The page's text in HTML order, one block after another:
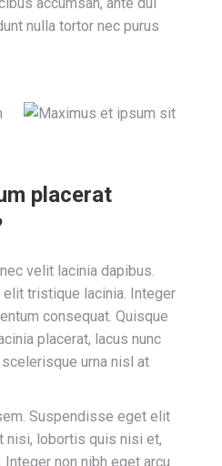
nulla tortor nec purus
placerat
velit lacinia dapibus.
elit tristique lacinia. Integer
consequat. Quisque
placerat, lacus nunc
urna nisl at
Suspendisse eget elit
nisi, lobortis quis nisi et,
non nibh eget arcu